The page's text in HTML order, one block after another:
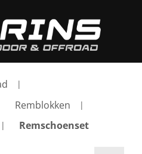
Remblokken
Remschoenset